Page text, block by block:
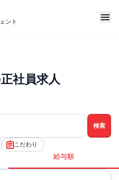
ント
社員求人
こだわり
給与順